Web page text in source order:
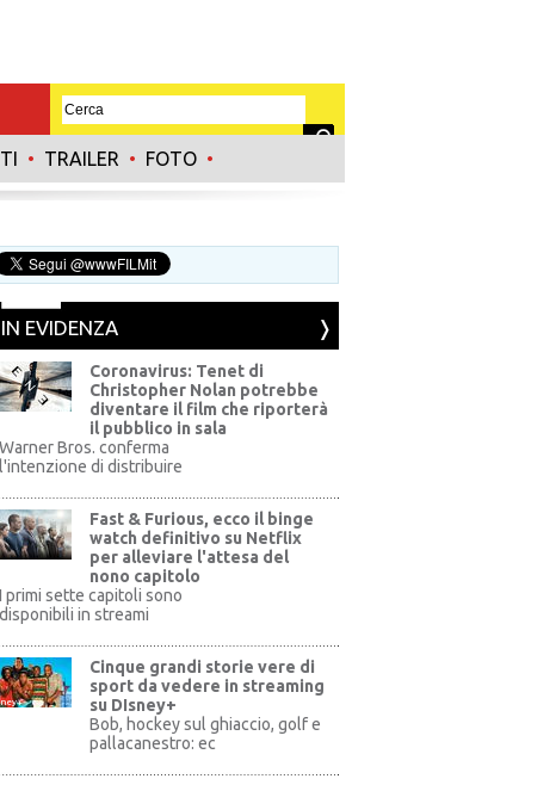
• TRAILER • FOTO •
IN EVIDENZA
Coronavirus: Tenet di
Christopher Nolan potrebbe
diventare il film che riporterà
il pubblico in sala
Warner Bros. conferma
l'intenzione di distribuire
Fast & Furious, ecco il binge
watch definitivo su Netflix
per alleviare l'attesa del
nono capitolo
I primi sette capitoli sono
disponibili in streami
Cinque grandi storie vere di
sport da vedere in streaming
su DIsney+
Bob, hockey sul ghiaccio, golf e
pallacanestro: ec